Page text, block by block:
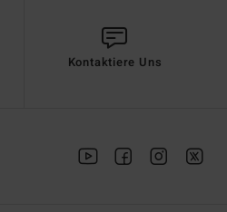
Kontaktiere Uns